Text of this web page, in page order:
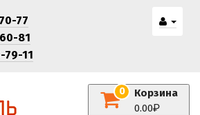
77
81
79-11
Корзина
0
0.00